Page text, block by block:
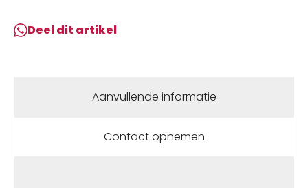
Deel dit artikel
Aanvullende informatie
Contact opnemen